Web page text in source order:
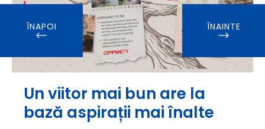
Un viitor mai bun are la
bază aspirații mai înalte
ÎNAPOI ÎNAINTE